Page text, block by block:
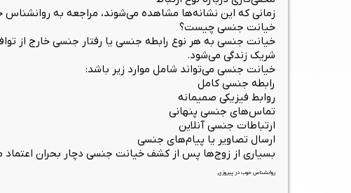
زمانی که این نشانه‌ها مشاهده می‌شوند، مراجعه به
خیانت جنسی چیست؟
خیانت جنسی به هر نوع رابطه جنسی یا رفتار جنسی خارج از
شریک زندگی می‌شود.
خیانت جنسی می‌تواند شامل موارد زیر باشد:
رابطه جنسی کامل
روابط فیزیکی صمیمانه
تماس‌های جنسی پنهانی
ارتباطات جنسی آنلاین
ارسال تصاویر یا پیام‌های جنسی
بسیاری از زوج‌ها پس از کشف خیانت جنسی دچار بحران اعتماد
روانشناس خوب در پیروزی